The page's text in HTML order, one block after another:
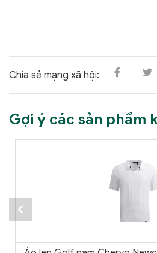
Chia sẻ mạng xã hội:
Gợi ý các sản phẩm